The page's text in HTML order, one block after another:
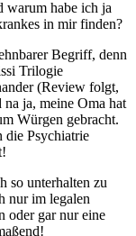
warum habe ich ja
in mir finden?
Begriff, denn
Trilogie
(Review folgt,
na ja, meine Oma hat
Würgen gebracht.
die Psychiatrie
so unterhalten zu
nur im legalen
oder gar nur eine